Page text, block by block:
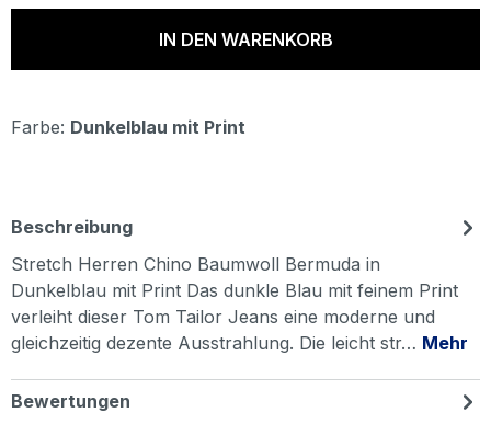
IN DEN WARENKORB
Farbe: Dunkelblau mit Print
Beschreibung
Stretch Herren Chino Baumwoll Bermuda in
Dunkelblau mit Print Das dunkle Blau mit feinem Print
verleiht dieser Tom Tailor Jeans eine moderne und
gleichzeitig dezente Ausstrahlung. Die leicht str… Mehr
Bewertungen